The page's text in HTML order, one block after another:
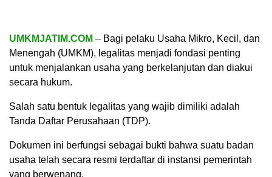
UMKMJATIM.COM – Bagi pelaku Usaha Mikro, Kecil, dan
Menengah (UMKM), legalitas menjadi fondasi penting
untuk menjalankan usaha yang berkelanjutan dan diakui
secara hukum.
Salah satu bentuk legalitas yang wajib dimiliki adalah
Tanda Daftar Perusahaan (TDP).
Dokumen ini berfungsi sebagai bukti bahwa suatu badan
usaha telah secara resmi terdaftar di instansi pemerintah
yang berwenang.